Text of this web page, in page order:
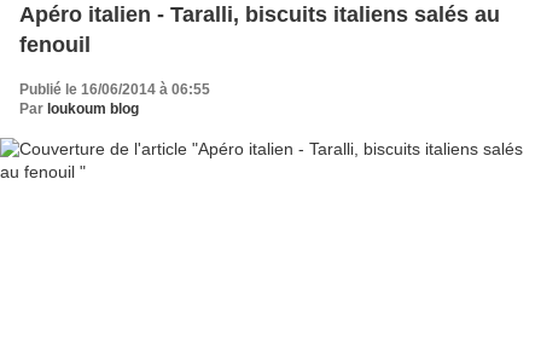
Apéro italien - Taralli, biscuits italiens salés au
fenouil
Publié le 16/06/2014 à 06:55
Par loukoum blog